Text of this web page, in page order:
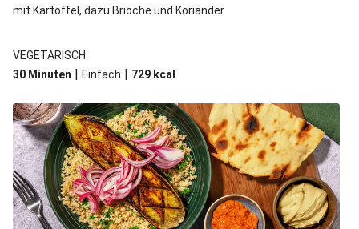
mit Kartoffel, dazu Brioche und Koriander
VEGETARISCH
30 Minuten | Einfach | 729 kcal